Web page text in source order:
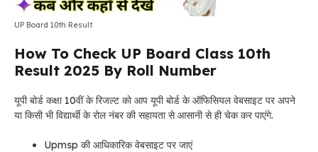
UP Board 10th Result
How To Check UP Board Class 10th
Result 2025 By Roll Number
यूपी बोर्ड कक्षा 10वीं के रिजल्ट को आप यूपी बोर्ड के ऑफिसियल वेबसाइट पर अपने
या किसी भी विद्यार्थी के रोल नंबर की सहायता से आसानी से ही चेक कर पाएंगे.
Upmsp की आधिकारिक वेबसाइट पर जाएं